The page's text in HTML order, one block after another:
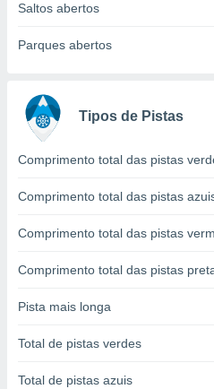
através
Saltos abertos
Parques abertos
Tipos de Pistas
Comprimento total das pistas
Comprimento total das pistas
Comprimento total das pistas
Comprimento total das pistas
Pista mais longa
Total de pistas verdes
Total de pistas azuis